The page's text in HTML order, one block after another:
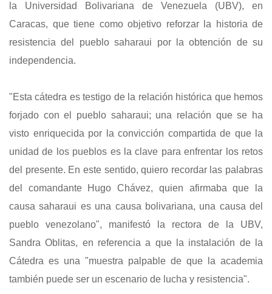
la Universidad Bolivariana de Venezuela (UBV), en
Caracas, que tiene como objetivo reforzar la historia de
resistencia del pueblo saharaui por la obtención de su
independencia.
"Esta cátedra es testigo de la relación histórica que hemos
forjado con el pueblo saharaui; una relación que se ha
visto enriquecida por la convicción compartida de que la
unidad de los pueblos es la clave para enfrentar los retos
del presente. En este sentido, quiero recordar las palabras
del comandante Hugo Chávez, quien afirmaba que la
causa saharaui es una causa bolivariana, una causa del
pueblo venezolano", manifestó la rectora de la UBV,
Sandra Oblitas, en referencia a que la instalación de la
Cátedra es una "muestra palpable de que la academia
también puede ser un escenario de lucha y resistencia".